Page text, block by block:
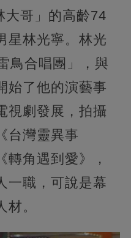
大哥」的高齡74
星林光寧。林光
鳥合唱團」，與
始了他的演藝事
視劇發展，拍攝
台灣靈異事
轉角遇到愛》，
一職，可說是幕
。